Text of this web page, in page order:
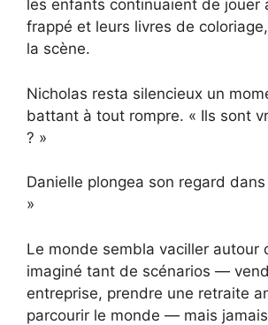
les enfants continuaient de jouer
frappé et leurs livres de
la scène.
Nicholas resta silencieux un
battant à tout rompre. « Ils sont
? »
Danielle plongea son regard
»
Le monde sembla vaciller autour
imaginé tant de scénarios —
entreprise, prendre une retraite
parcourir le monde — mais